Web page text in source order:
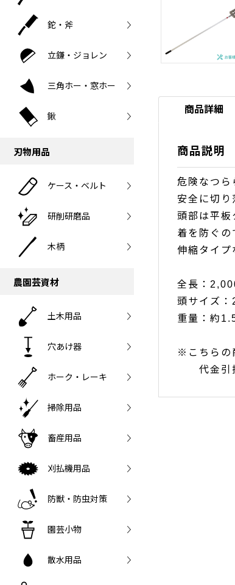
鉈・斧
立鎌・ジョレン
三角ホー・窓ホー
鍬
刃物用品
ケース・ベルト
研削研磨品
木柄
農園芸資材
土木用品
穴あけ器
ホーク・レーキ
掃除用品
畜産用品
刈払機用品
防獣・防虫対策
園芸小物
散水用品
商品詳細
商品説明
危険なつら
安全に切り
頭部は平板
着を防ぐの
伸縮タイプ
全長：
頭サイズ
重量：約
※こちらの
代金引換